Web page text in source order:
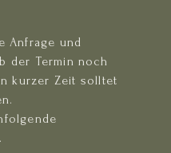
Anfrage und
der Termin noch
kurzer Zeit solltet